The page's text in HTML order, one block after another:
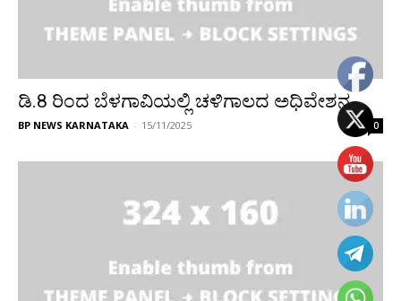
ಡಿ.8 ರಿಂದ ಬೆಳಗಾವಿಯಲ್ಲಿ ಚಳಿಗಾಲದ ಅಧಿವೇಶನ
BP NEWS KARNATAKA - 15/11/2025 0